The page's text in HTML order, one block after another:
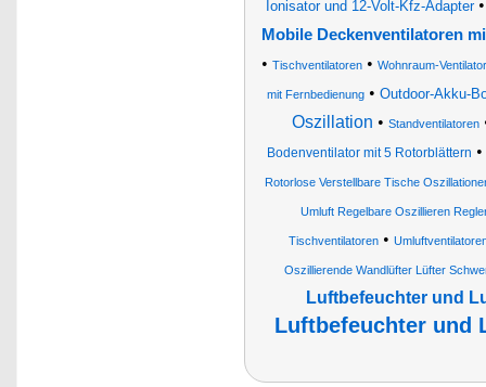
Ionisator und 12-Volt-Kfz-Adapter
Mobile Deckenventilatoren
• Tischventilatoren• Wohnraum-
mit Fernbedienung • Outdoor-Akku-
Oszillation • Standventilatoren
Bodenventilator mit 5 Rotorblättern •
Rotorlose Verstellbare Tische
Umluft Regelbare Oszillieren
Tischventilatoren•
Oszillierende Wandlüfter Lüfter
Luftbefeuchter und
Luftbefeuchter und